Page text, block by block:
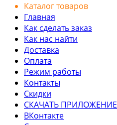
Каталог товаров
Главная
Как сделать заказ
Как нас найти
Доставка
Оплата
Режим работы
Контакты
Скидки
СКАЧАТЬ ПРИЛОЖЕНИЕ
ВКонтакте